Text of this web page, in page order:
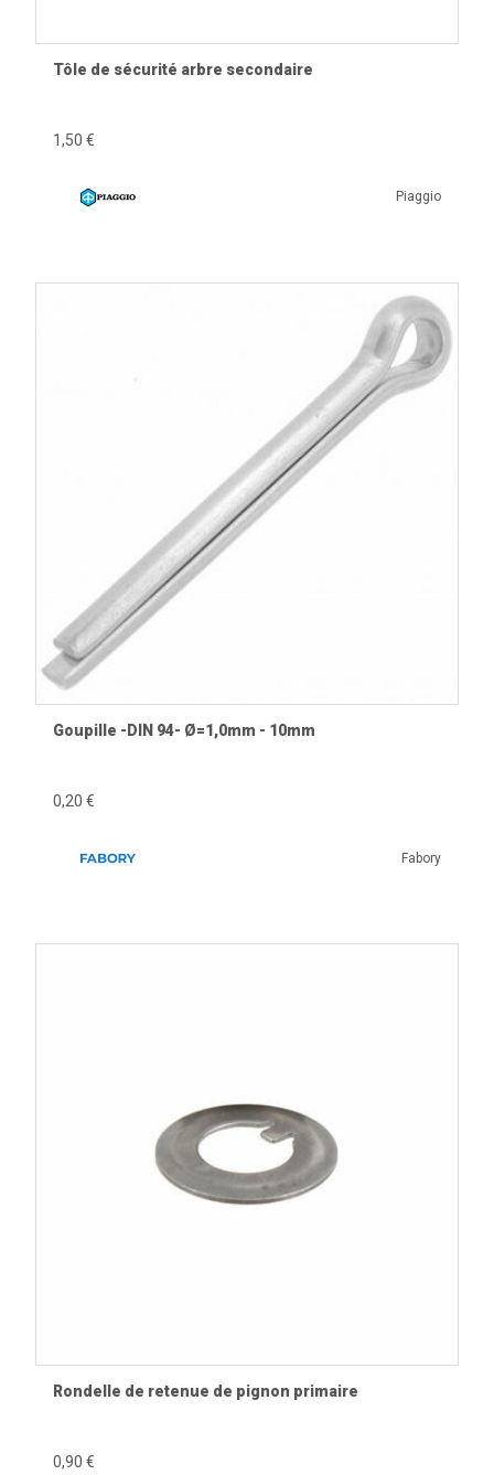
Tôle de sécurité arbre secondaire
1,50 €
Piaggio
Goupille -DIN 94- Ø=1,0mm - 10mm
0,20 €
Fabory
Rondelle de retenue de pignon primaire
0,90 €